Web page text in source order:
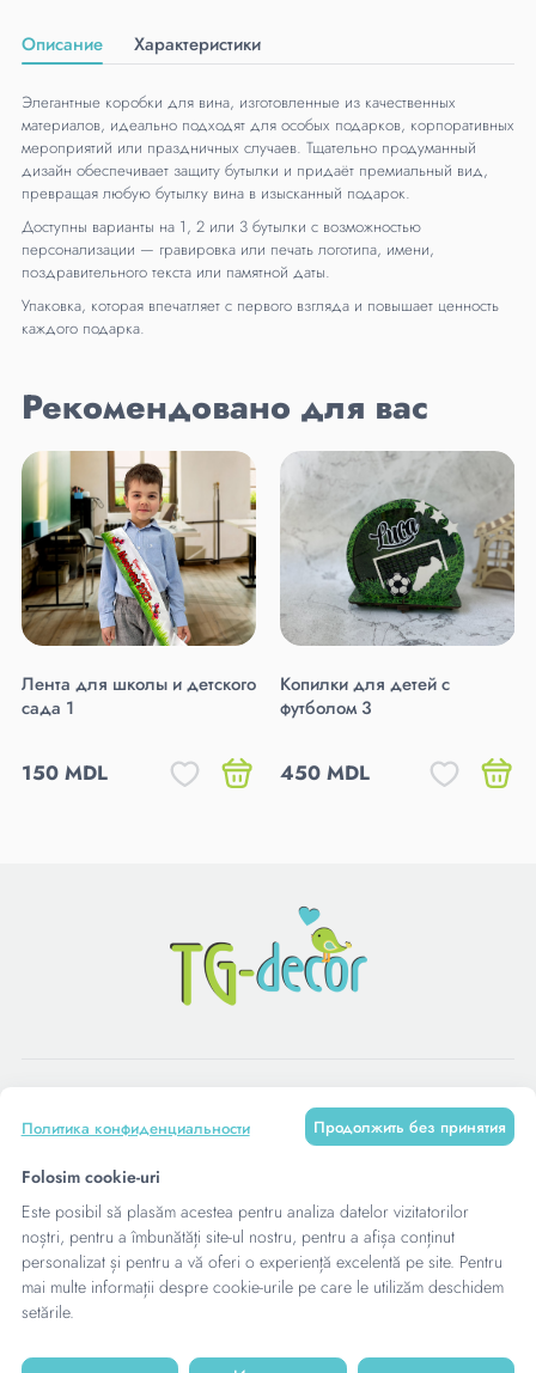
Описание Характеристики
Элегантные коробки для вина, изготовленные из качественных
материалов, идеально подходят для особых подарков, корпоративных
мероприятий или праздничных случаев. Тщательно продуманный
дизайн обеспечивает защиту бутылки и придаёт премиальный вид,
превращая любую бутылку вина в изысканный подарок.
Доступны варианты на 1, 2 или 3 бутылки с возможностью
персонализации — гравировка или печать логотипа, имени,
поздравительного текста или памятной даты.
Упаковка, которая впечатляет с первого взгляда и повышает ценность
каждого подарка.
Рекомендовано для вас
Лента для школы и детского
сада 1
150 MDL
Копилки для детей с
футболом 3
450 MDL
МЕНЮ
КОНТАКТЫ
Политика конфиденциальности Продолжить без принятия
Folosim cookie-uri
Este posibil să plasăm acestea pentru analiza datelor vizitatorilor
noștri, pentru a îmbunătăți site-ul nostru, pentru a afișa conținut
personalizat și pentru a vă oferi o experiență excelentă pe site. Pentru
mai multe informații despre cookie-urile pe care le utilizăm deschidem
setările.